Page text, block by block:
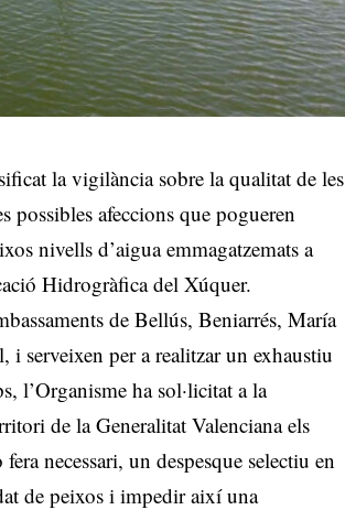
la vigilància sobre la qualitat de les
possibles afeccions que pogueren
nivells d’aigua emmagatzemats a
Hidrogràfica del Xúquer.
de Bellús, Beniarrés, María
i serveixen per a realitzar un exhaustiu
l’Organisme ha sol·licitat a la
de la Generalitat Valenciana els
necessari, un despesque selectiu en
de peixos i impedir així una